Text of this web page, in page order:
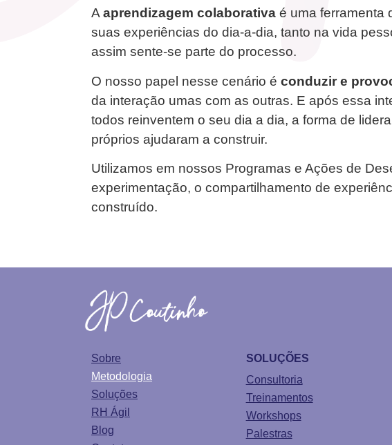
Aaprendizagem colaborativa é uma ferramenta
suas experiências do dia-a-dia, tanto na vida
assim sente-se parte do processo.
O nosso papel nesse cenário é conduzir e
da interação umas com as outras. E após essa
todos reinventem o seu dia a dia, a forma de
próprios ajudaram a construir.
Utilizamos em nossos Programas e Ações de
experimentação, o compartilhamento de
construído.
Sobre
Metodologia
Soluções
RH Ágil
Blog
SOLUÇÕES
Consultoria
Treinamentos
Workshops
Palestras